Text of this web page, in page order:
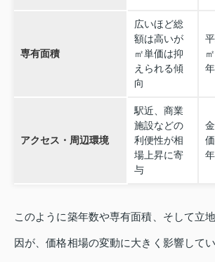
専有面積
広いほど総
額は高いが
㎡単価は抑
えられる傾
向
アクセス・周辺環境
駅近、商業
施設などの
利便性が相
場上昇に寄
与
このように築年数や専有面積、そして立
因が、価格相場の変動に大きく影響して